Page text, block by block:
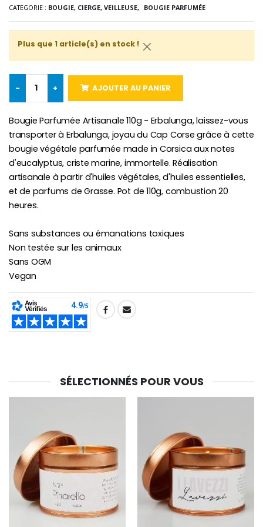
€5.50 €4.95
-25%
Lot de 20 Bougies de Neuvaine Blanches
€78.00 €58.50
Huile d'Onction
€9.90
Bougie Neuvaine pour une Guérison - 17.5cm
€130.00
€5.00
CATEGORIE : BOUGIE, CIERGE, VEILLEUSE, BOUGIE PARFUMÉE
Plus que 1 article(s) en stock !
- + AJOUTER AU PANIER
Bougie Parfumée Artisanale 110g - Erbalunga, laissez-vous
transporter à Erbalunga, joyau du Cap Corse grâce à cette
bougie végétale parfumée made in Corsica aux notes
d'eucalyptus, criste marine, immortelle. Réalisation
artisanale à partir d'huiles végétales, d'huiles essentielles,
et de parfums de Grasse. Pot de 110g, combustion 20
heures.
Sans substances ou émanations toxiques
Non testée sur les animaux
Sans OGM
Vegan
SHARE:
SÉLECTIONNÉS POUR VOUS